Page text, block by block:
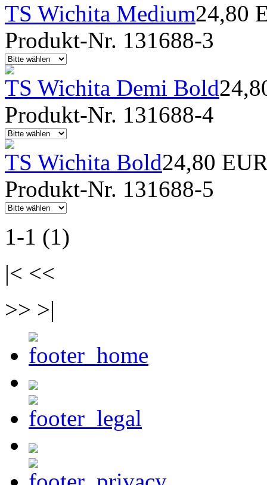
TS Wichita Medium24,80
Produkt-Nr. 131688-3
TS Wichita Demi Bold
Produkt-Nr. 131688-4
TS Wichita Bold24,80
Produkt-Nr. 131688-5
1-1 (1)
|< <<
>> >|